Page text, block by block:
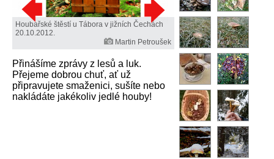
Houbařské štěstí u Tábora v jižních Čechách
20.10.2012.
Martin Petroušek
Přinášíme zprávy z lesů a luk.
Přejeme dobrou chuť, ať už
připravujete smaženici, sušíte nebo
nakládáte jakékoliv jedlé houby!